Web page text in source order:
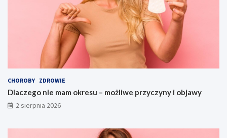
CHOROBY ZDROWIE
Dlaczego nie mam okresu – możliwe przyczyny i objawy
2 sierpnia 2026